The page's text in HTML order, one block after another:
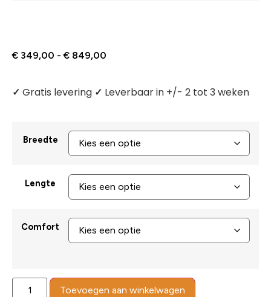
€ 349,00 - € 849,00
✓ Gratis levering ✓ Leverbaar in +/- 2 tot 3 weken
Breedte
Lengte
Comfort
Toevoegen aan winkelwagen